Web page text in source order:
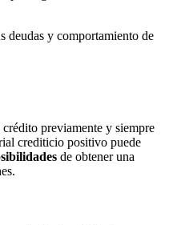
deudas y comportamiento de
previamente y siempre
crediticio positivo puede
de obtener una